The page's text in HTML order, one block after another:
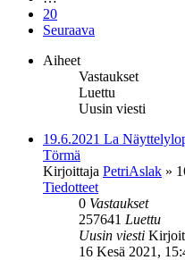
20
Seuraava
Aiheet
Vastaukset
Luettu
Uusin viesti
19.6.2021 La
Törmä
Kirjoittaja PetriAslak »
Tiedotteet
0 Vastaukset
257641 Luettu
Uusin viesti
16 Kesä 2021,